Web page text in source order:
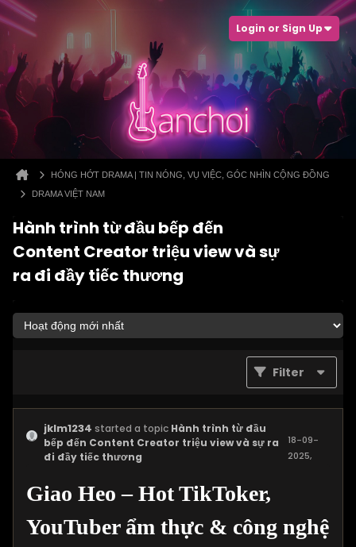
Login or Sign Up
HÓNG HỚT DRAMA | TIN NÓNG, VỤ VIỆC, GÓC NHÌN CỘNG ĐỒNG
DRAMA VIỆT NAM
Hành trình từ đầu bếp đến
Content Creator triệu view và sự
ra đi đầy tiếc thương
Filter
jklm1234 started a topic Hành trình từ đầu
bếp đến Content Creator triệu view và sự ra
đi đầy tiếc thương
18-09-
2025,
Giao Heo – Hot TikToker,
YouTuber ẩm thực & công nghệ